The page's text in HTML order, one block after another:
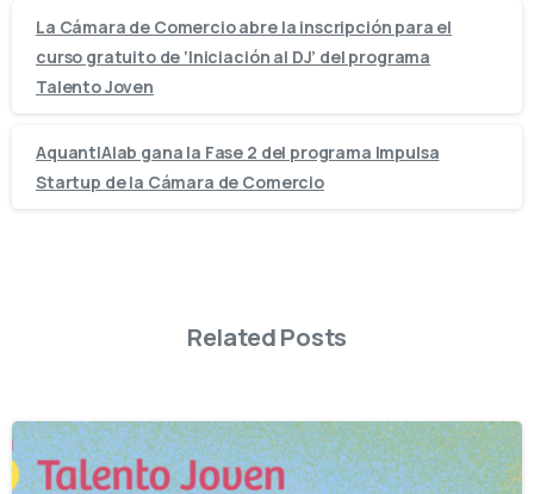
La Cámara de Comercio abre la inscripción para el
curso gratuito de ‘Iniciación al DJ’ del programa
Talento Joven
AquantIAlab gana la Fase 2 del programa Impulsa
Startup de la Cámara de Comercio
Related Posts
-